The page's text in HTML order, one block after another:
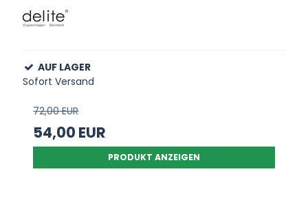
AUF LAGER
Sofort Versand
72,00 EUR
54,00 EUR
PRODUKT ANZEIGEN